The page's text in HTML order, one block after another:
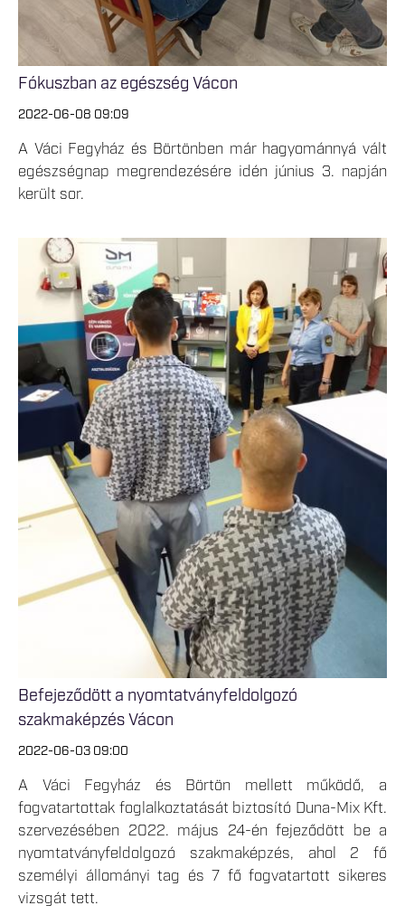
Fókuszban az egészség Vácon
2022-06-08 09:09
A Váci Fegyház és Börtönben már hagyománnyá vált
egészségnap megrendezésére idén június 3. napján
került sor.
Befejeződött a nyomtatványfeldolgozó
szakmaképzés Vácon
2022-06-03 09:00
A Váci Fegyház és Börtön mellett működő, a
fogvatartottak foglalkoztatását biztosító Duna-Mix Kft.
szervezésében 2022. május 24-én fejeződött be a
nyomtatványfeldolgozó szakmaképzés, ahol 2 fő
személyi állományi tag és 7 fő fogvatartott sikeres
vizsgát tett.